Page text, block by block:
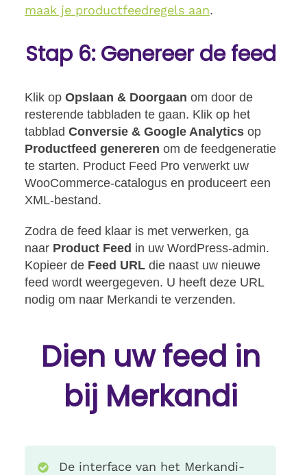
maak je productfeedregels aan.
Stap 6: Genereer de feed
Klik op Opslaan & Doorgaan om door de
resterende tabbladen te gaan. Klik op het
tabblad Conversie & Google Analytics op
Productfeed genereren om de feedgeneratie
te starten. Product Feed Pro verwerkt uw
WooCommerce-catalogus en produceert een
XML-bestand.
Zodra de feed klaar is met verwerken, ga
naar Product Feed in uw WordPress-admin.
Kopieer de Feed URL die naast uw nieuwe
feed wordt weergegeven. U heeft deze URL
nodig om naar Merkandi te verzenden.
Dien uw feed in
bij Merkandi
De interface van het Merkandi-